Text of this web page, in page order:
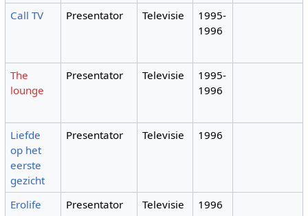
Call TV Presentator Televisie
1995-
1996
The
lounge
Presentator Televisie
1995-
1996
Liefde
op het
eerste
gezicht
Presentator Televisie 1996
Erolife Presentator Televisie 1996